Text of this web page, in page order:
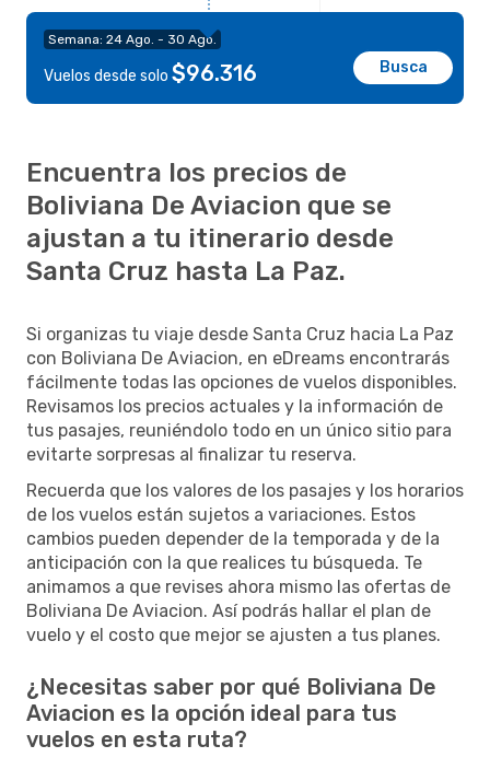
Semana: 24 Ago. - 30 Ago.
Vuelos desde solo $96.316 Busca
Encuentra los precios de
Boliviana De Aviacion que se
ajustan a tu itinerario desde
Santa Cruz hasta La Paz.
Si organizas tu viaje desde Santa Cruz hacia La Paz
con Boliviana De Aviacion, en eDreams encontrarás
fácilmente todas las opciones de vuelos disponibles.
Revisamos los precios actuales y la información de
tus pasajes, reuniéndolo todo en un único sitio para
evitarte sorpresas al finalizar tu reserva.
Recuerda que los valores de los pasajes y los horarios
de los vuelos están sujetos a variaciones. Estos
cambios pueden depender de la temporada y de la
anticipación con la que realices tu búsqueda. Te
animamos a que revises ahora mismo las ofertas de
Boliviana De Aviacion. Así podrás hallar el plan de
vuelo y el costo que mejor se ajusten a tus planes.
¿Necesitas saber por qué Boliviana De
Aviacion es la opción ideal para tus
vuelos en esta ruta?